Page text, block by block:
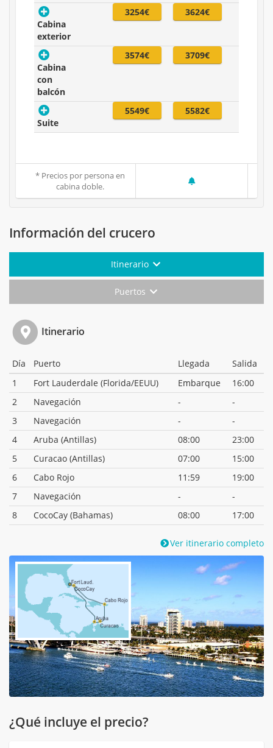
Cabina
exterior
3254€ 3624€
Cabina
con
balcón
3574€ 3709€
Suite
5549€ 5582€
* Precios por persona en
cabina doble.
Información del crucero
Itinerario
Puertos
Itinerario
Día Puerto Llegada
Salida
1
Fort Lauderdale (Florida/EEUU) Embarque
16:00
2
Navegación -
-
3
Navegación -
-
4
Aruba (Antillas) 08:00
23:00
5
Curacao (Antillas) 07:00
15:00
6
Cabo Rojo 11:59
19:00
7
Navegación -
-
8
CocoCay (Bahamas) 08:00 17:00
Ver itinerario completo
¿Qué incluye el precio?